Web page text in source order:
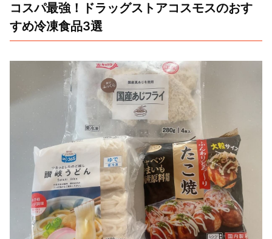
コスパ最強！ドラッグストアコスモスのおす
すめ冷凍食品3選